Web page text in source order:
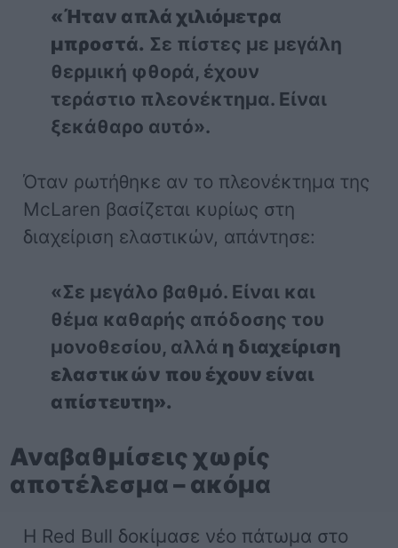
«Ήταν απλά χιλιόμετρα
μπροστά. Σε πίστες με μεγάλη
θερμική φθορά, έχουν
τεράστιο πλεονέκτημα. Είναι
ξεκάθαρο αυτό».
Όταν ρωτήθηκε αν το πλεονέκτημα της
McLaren βασίζεται κυρίως στη
διαχείριση ελαστικών, απάντησε:
«Σε μεγάλο βαθμό. Είναι και
θέμα καθαρής απόδοσης του
μονοθεσίου, αλλά η διαχείριση
ελαστικών που έχουν είναι
απίστευτη».
Αναβαθμίσεις χωρίς
αποτέλεσμα – ακόμα
Η Red Bull δοκίμασε νέο πάτωμα στο